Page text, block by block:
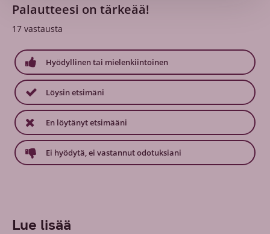
Palautteesi on tärkeää!
17 vastausta
Hyödyllinen tai mielenkiintoinen
Löysin etsimäni
En löytänyt etsimääni
Ei hyödytä, ei vastannut odotuksiani
Lue lisää